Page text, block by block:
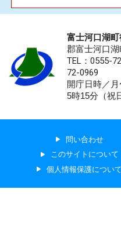
富士河口湖
郡富士河口
TEL：0555-
72-0969
開庁日時／
5時15分（祝
問い合わせ
このサイトについて
個人情報保護について